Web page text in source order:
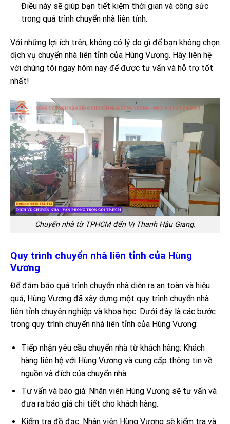
Điều này sẽ giúp bạn tiết kiệm thời gian và công sức
trong quá trình chuyển nhà liên tỉnh.
Với những lợi ích trên, không có lý do gì để bạn không chọn
dịch vụ chuyển nhà liên tỉnh của Hùng Vương. Hãy liên hệ
với chúng tôi ngay hôm nay để được tư vấn và hỗ trợ tốt
nhất!
Chuyển nhà từ TPHCM đến Vị Thanh Hậu Giang.
Quy trình chuyển nhà liên tỉnh của Hùng
Vương
Để đảm bảo quá trình chuyển nhà diễn ra an toàn và hiệu
quả, Hùng Vương đã xây dựng một quy trình chuyển nhà
liên tỉnh chuyên nghiệp và khoa học. Dưới đây là các bước
trong quy trình chuyển nhà liên tỉnh của Hùng Vương:
Tiếp nhận yêu cầu chuyển nhà từ khách hàng: Khách
hàng liên hệ với Hùng Vương và cung cấp thông tin về
nguồn và đích của chuyển nhà.
Tư vấn và báo giá: Nhân viên Hùng Vương sẽ tư vấn và
đưa ra báo giá chi tiết cho khách hàng.
Kiểm tra đồ đạc: Nhân viên Hùng Vương sẽ kiểm tra và